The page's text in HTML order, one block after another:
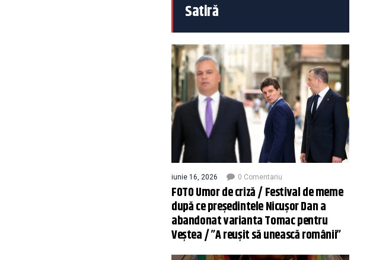
Satiră
iunie 16, 2026 0 Comentariu
FOTO Umor de criză / Festival de meme
după ce președintele Nicușor Dan a
abandonat varianta Tomac pentru
Veștea / ”A reușit să unească românii”